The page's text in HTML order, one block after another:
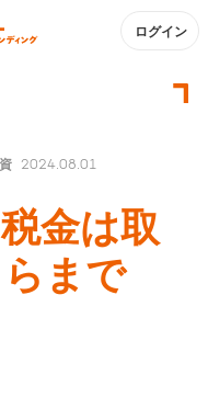
ログイン
2024.08.01
金は取
まで